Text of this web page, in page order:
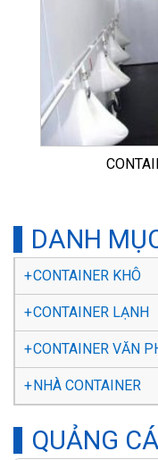
DANH
CONTAINER KHÔ
CONTAINER LẠNH
CONTAINER VĂN
NHÀ CONTAINER
QUẢNG